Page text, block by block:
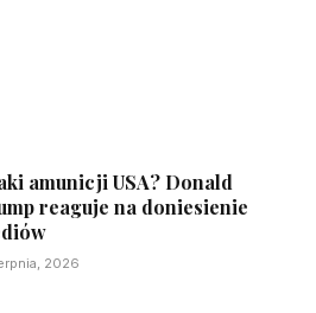
amunicji USA? Donald
reaguje na doniesienie
2026